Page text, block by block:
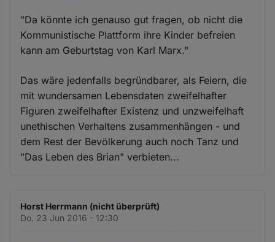
"Da könnte ich genauso gut fragen, ob nicht die
Kommunistische Plattform ihre Kinder befreien
kann am Geburtstag von Karl Marx."
Das wäre jedenfalls begründbarer, als Feiern, die
mit wundersamen Lebensdaten zweifelhafter
Figuren zweifelhafter Existenz und unzweifelhaft
unethischen Verhaltens zusammenhängen - und
dem Rest der Bevölkerung auch noch Tanz und
"Das Leben des Brian" verbieten...
Horst Herrmann (nicht überprüft)
Do. 23 Jun 2016 - 12:30